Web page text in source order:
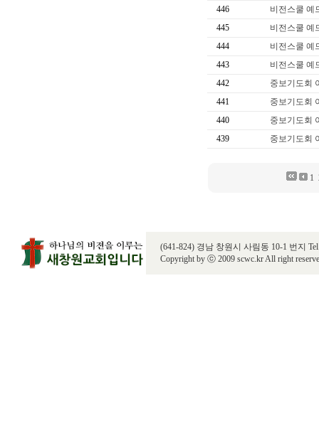
446
비전스쿨 예
445
비전스쿨 예
444
비전스쿨 예
443
비전스쿨 예
442
중보기도회
441
중보기도회
440
중보기도회
439
중보기도회
1
(641-824) 경남 창원시 사림동 10-1 번지
Copyright by ⓒ 2009 scwc.kr All right